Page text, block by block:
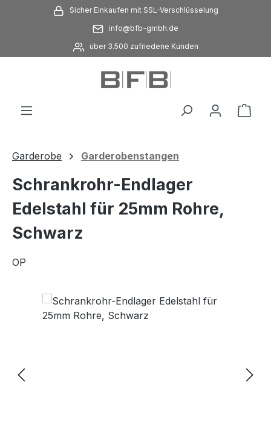
Zum Hauptinhalt springenSicher Einkaufen mit SSL-Verschlüsselung
info@bfb-gmbh.de
über 3.500 zufriedene Kunden
Garderobe Garderobenstangen
Schrankrohr-Endlager
Edelstahl für 25mm Rohre,
Schwarz
OP